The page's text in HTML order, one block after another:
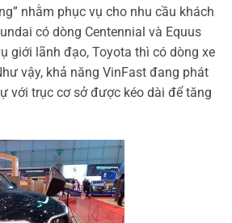
nhằm phục vụ cho nhu cầu khách
có dòng Centennial và Equus
giới lãnh đạo, Toyota thì có dòng xe
vậy, khả năng VinFast đang phát
với trục cơ sở được kéo dài để tăng